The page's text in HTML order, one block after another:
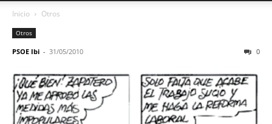
Inicio Otros
Otros
PSOE Ibi - 31/05/2010 0